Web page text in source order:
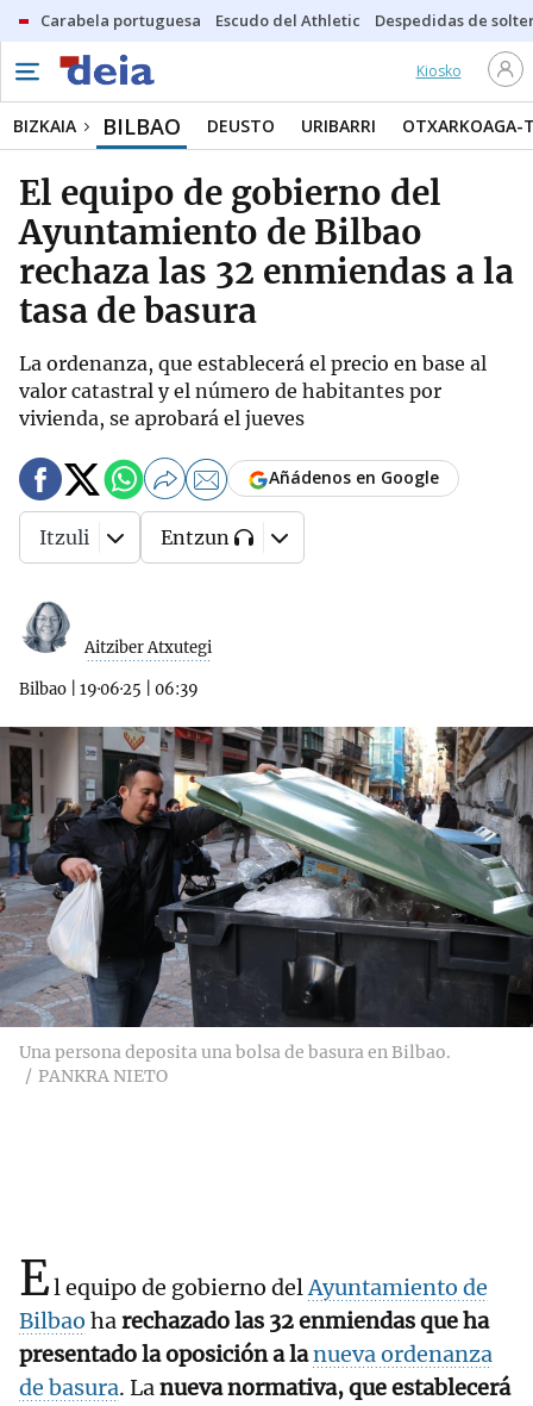
Carabela portuguesa Escudo del Athletic Despedidas de
Kiosko
BIZKAIA BILBAO DEUSTO URIBARRI OTXARKOAGA-
El equipo de gobierno del
Ayuntamiento de Bilbao
rechaza las 32 enmiendas a la
tasa de basura
La ordenanza, que establecerá el precio en base al
valor catastral y el número de habitantes por
vivienda, se aprobará el jueves
Aitziber Atxutegi
Bilbao 19·06·25 06:39
Añádenos en Google
Itzuli Entzun
Una persona deposita una bolsa de basura en Bilbao.
PANKRA NIETO
El equipo de gobierno delAyuntamiento de
Bilbao harechazado las 32 enmiendas que ha
presentado la oposición a lanueva ordenanza
de basura. Lanueva normativa, que establecerá